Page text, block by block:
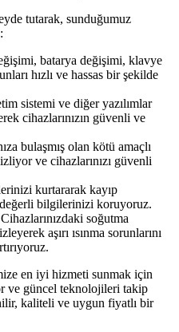
tutarak, sunduğumuz
batarya değişimi, klavye
hızlı ve hassas bir şekilde
sistemi ve diğer yazılımlar
cihazlarınızın güvenli ve
bulaşmış olan kötü amaçlı
ve cihazlarınızı güvenli
kurtararak kayıp
bilgilerinizi koruyoruz.
soğutma
aşırı ısınma sorunlarını
en iyi hizmeti sunmak için
ve güncel teknolojileri takip
kaliteli ve uygun fiyatlı bir